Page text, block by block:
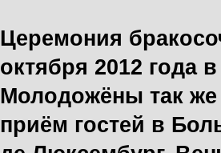
Церемония
октября 2012 года
Молодожёны так
приём гостей в